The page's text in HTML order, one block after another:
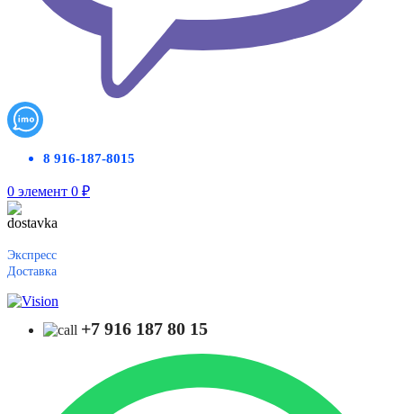
8 916-187-8015
0 элемент 0 ₽
Экспресс
Доставка
+7 916 187 80 15